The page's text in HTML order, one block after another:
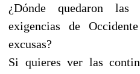
¿Dónde quedaron
exigencias de
excusas?
Si quieres ver las